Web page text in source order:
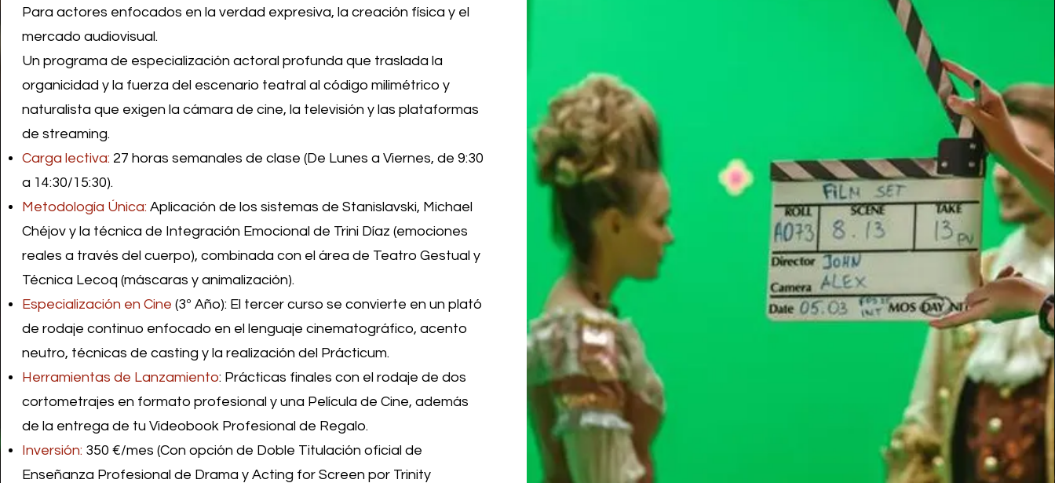
Para actores enfocados en la verdad expresiva, la creación física y el
mercado audiovisual.
Un programa de especialización actoral profunda que traslada la
organicidad y la fuerza del escenario teatral al código milimétrico y
naturalista que exigen la cámara de cine, la televisión y las plataformas
de streaming.
Carga lectiva: 27 horas semanales de clase (De Lunes a Viernes, de 9:30
a 14:30/15:30).
Metodología Única:Aplicación de los sistemas de Stanislavski, Michael
Chéjov y la técnica de Integración Emocional de Trini Díaz (emociones
reales a través del cuerpo), combinada con el área de Teatro Gestual y
Técnica Lecoq (máscaras y animalización).
Especialización en Cine (3º Año): El tercer curso se convierte en un plató
de rodaje continuo enfocado en el lenguaje cinematográfico, acento
neutro, técnicas de casting y la realización del Prácticum.
Herramientas de Lanzamiento: Prácticas finales con el rodaje de dos
cortometrajes en formato profesional y una Película de Cine, además
de la entrega de tu Videobook Profesional de Regalo.
Inversión: 350 €/mes (Con opción de Doble Titulación oficial de
Enseñanza Profesional de Drama y Acting for Screen por Trinity